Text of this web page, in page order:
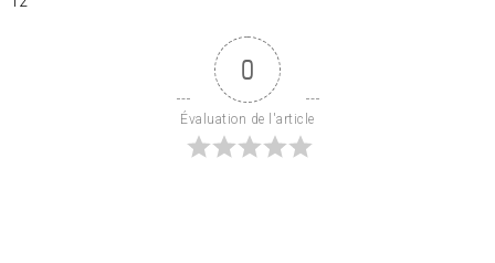
0
Évaluation de l'article